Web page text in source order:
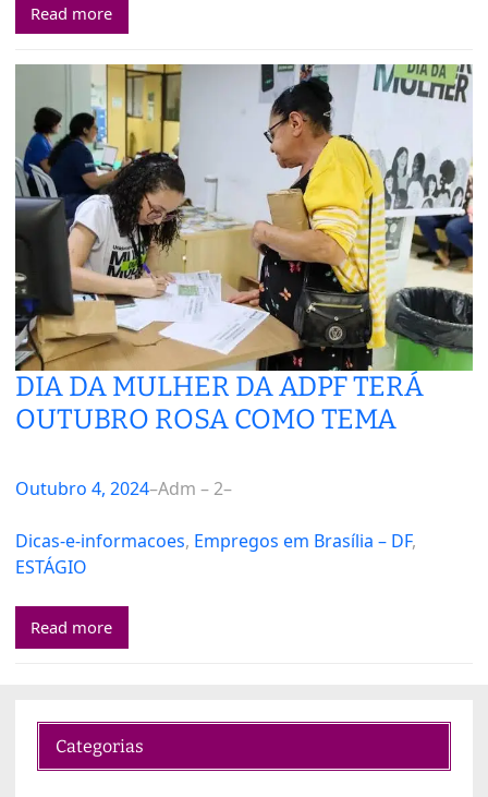
Read more
DIA DA MULHER DA ADPF TERÁ
OUTUBRO ROSA COMO TEMA
Outubro 4, 2024–Adm – 2–
Dicas-e-informacoes, Empregos em Brasília – DF
ESTÁGIO
Read more
Categorias